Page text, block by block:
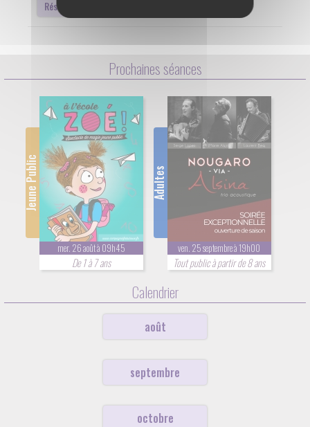
Prochaines séances
Jeune Public
mer. 26 août à 09h45
De 1 à 7 ans
Adultes
ven. 25 septembre à 19h00
Tout public à partir de 8 ans
Calendrier
août
septembre
octobre
Réserver